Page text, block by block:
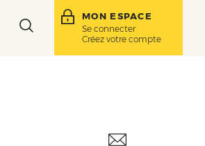
Toggle
MON ESPACE
Se connecter
Créez votre compte